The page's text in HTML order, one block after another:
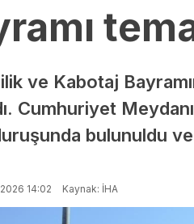
ve Kabotaj
Cumhuriyet
bulunuldu
14:02 Kaynak: İHA